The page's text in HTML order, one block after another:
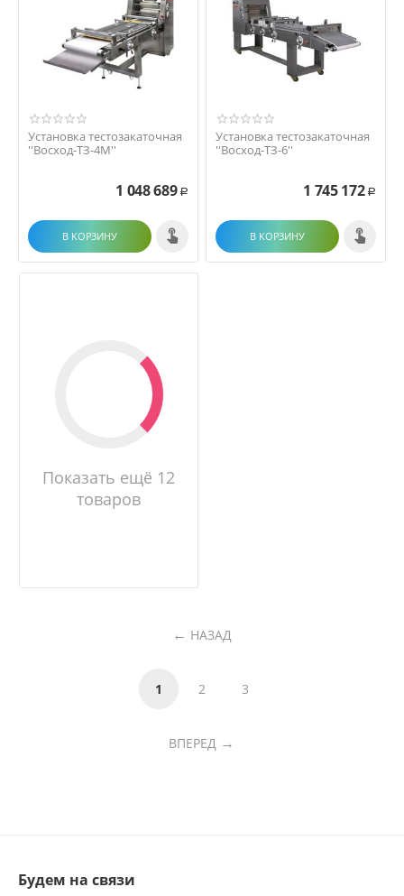
Установка тестозакаточная
''Восход-ТЗ-4М''
1 048 689 Р
В КОРЗИНУ
Установка тестозакаточная
''Восход-ТЗ-6''
1 745 172 Р
В КОРЗИНУ
Показать ещё 12
товаров
НАЗАД
1 2 3
ВПЕРЕД
Будем на связи